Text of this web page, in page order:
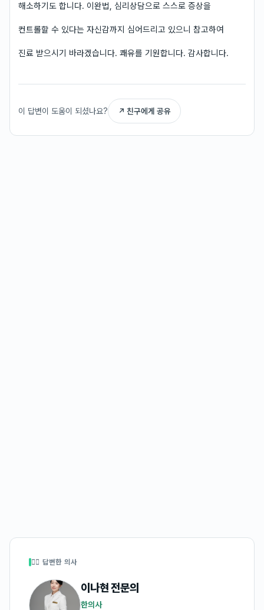
해소하기도 합니다. 이완법, 심리상담으로 스스로 증상을
컨트롤할 수 있다는 자신감까지 심어드리고 있으니 참고하여
진료 받으시기 바라겠습니다. 쾌유를 기원합니다. 감사합니다.
이 답변이 도움이 되셨나요? ↗ 친구에게 공유
👩‍⚕️ 답변한 의사
이나현전문의
한의사